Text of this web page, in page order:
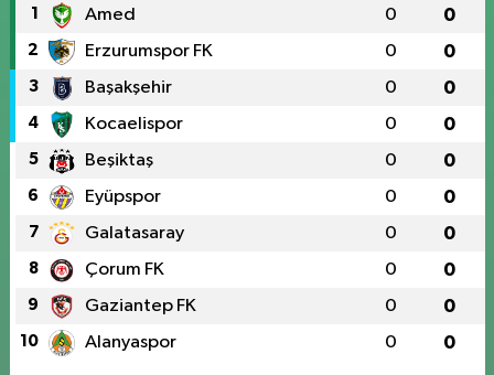
1 Amed 0 0
2 Erzurumspor FK 0 0
3 Başakşehir 0 0
4 Kocaelispor 0 0
5 Beşiktaş 0 0
6 Eyüpspor 0 0
7 Galatasaray 0 0
8 Çorum FK 0 0
9 Gaziantep FK 0 0
10 Alanyaspor 0 0